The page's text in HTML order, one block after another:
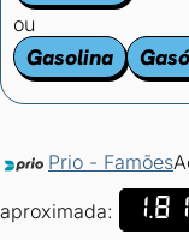
ou
Gasolina
Prio - Famões
aproximada: